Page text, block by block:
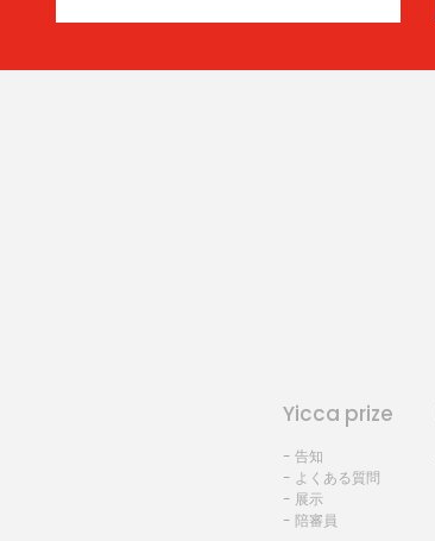
Yicca prize
- 告知
- よくある質問
- 展示
- 陪審員